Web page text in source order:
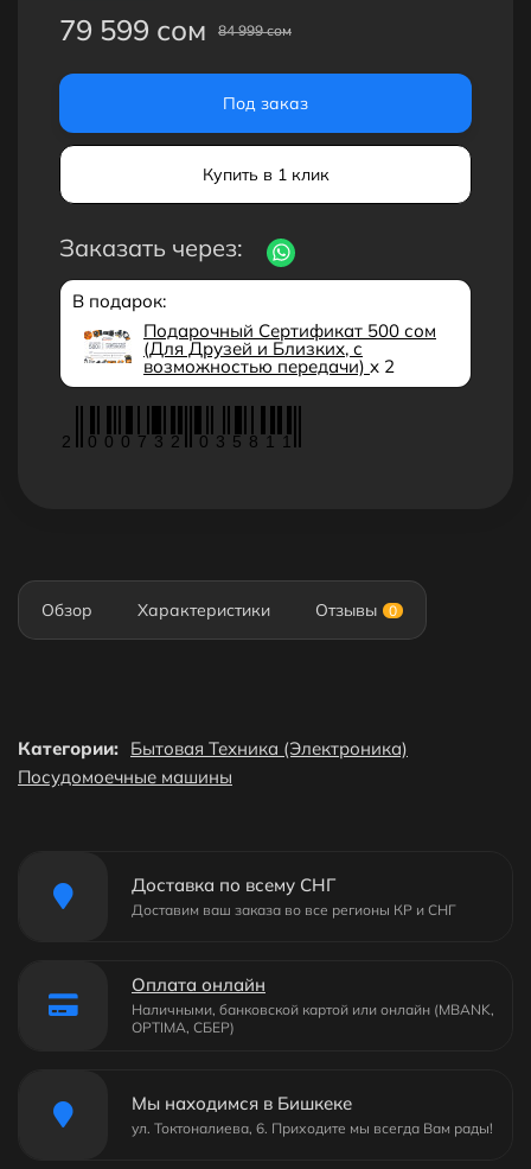
79 599 сом 84 999 сом
Под заказ
Купить в 1 клик
Заказать через:
В подарок:
Подарочный Сертификат 500 сом
(Для Друзей и Близких, с
возможностью передачи) x 2
2 0 0 0 7 3 2 0 3 5 8 1 1
Обзор Характеристики Отзывы 0
Категории: Бытовая Техника (Электроника)
Посудомоечные машины
Доставка по всему СНГ
Доставим ваш заказа во все регионы КР и СНГ
Оплата онлайн
Наличными, банковской картой или онлайн (MBANK,
OPTIMA, СБЕР)
Мы находимся в Бишкеке
ул. Токтоналиева, 6. Приходите мы всегда Вам рады!